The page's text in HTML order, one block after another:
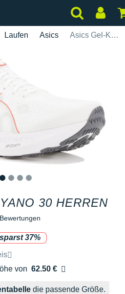
Laufen Asics Asics Gel-Kayano 30 Herren
30 HERREN
Bewertungen
37%
der Marke
von 62.50 €
die passende Größe.